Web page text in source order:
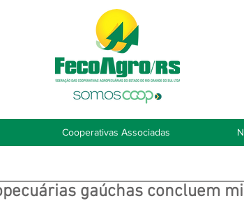
Cooperativas Associadas
gaúchas concluem